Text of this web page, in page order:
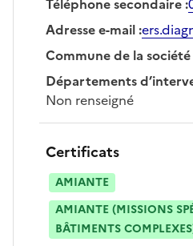
Adresse e-mail:
Commune de la société
Départements
Non renseigné
Certificats
AMIANTE
AMIANTE (MISSIONS
BÂTIMENTS